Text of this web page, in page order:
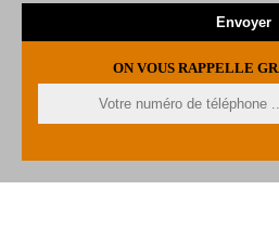
ON VOUS RAPPELLE